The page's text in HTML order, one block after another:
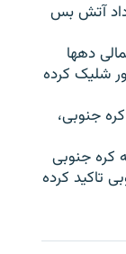
آتش بس
دهها
شلیک کرده
جنوبی،
کره جنوبی
تاکید کرده